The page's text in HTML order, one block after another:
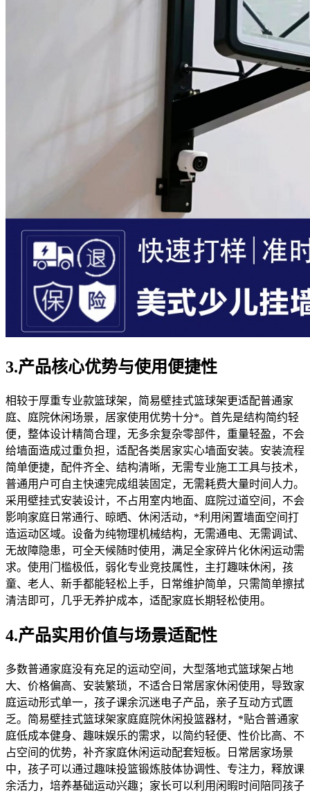
3.产品核心优势与使用便捷性
相较于厚重专业款篮球架，简易壁挂式篮球架更适配普通家
庭、庭院休闲场景，居家使用优势十分*。首先是结构简约轻
便，整体设计精简合理，无多余复杂零部件，重量轻盈，不会
给墙面造成过重负担，适配各类居家实心墙面安装。安装流程
简单便捷，配件齐全、结构清晰，无需专业施工工具与技术，
普通用户可自主快速完成组装固定，无需耗费大量时间人力。
采用壁挂式安装设计，不占用室内地面、庭院过道空间，不会
影响家庭日常通行、晾晒、休闲活动，*利用闲置墙面空间打
造运动区域。设备为纯物理机械结构，无需通电、无需调试、
无故障隐患，可全天候随时使用，满足全家碎片化休闲运动需
求。使用门槛极低，弱化专业竞技属性，主打趣味休闲，孩
童、老人、新手都能轻松上手，日常维护简单，只需简单擦拭
清洁即可，几乎无养护成本，适配家庭长期轻松使用。
4.产品实用价值与场景适配性
多数普通家庭没有充足的运动空间，大型落地式篮球架占地
大、价格偏高、安装繁琐，不适合日常居家休闲使用，导致家
庭运动形式单一，孩子课余沉迷电子产品，亲子互动方式匮
乏。简易壁挂式篮球架家庭庭院休闲投篮器材，*贴合普通家
庭低成本健身、趣味娱乐的需求，以简约轻便、性价比高、不
占空间的优势，补齐家庭休闲运动配套短板。日常居家场景
中，孩子可以通过趣味投篮锻炼肢体协调性、专注力，释放课
余活力，培养基础运动兴趣；家长可以利用闲暇时间陪同孩子